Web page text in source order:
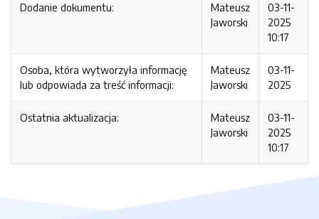
Dodanie dokumentu:
Mateusz
Jaworski
03-11-
2025
10:17
Osoba, która wytworzyła informację
lub odpowiada za treść informacji:
Mateusz
Jaworski
03-11-
2025
Ostatnia aktualizacja:
Mateusz
Jaworski
03-11-
2025
10:17